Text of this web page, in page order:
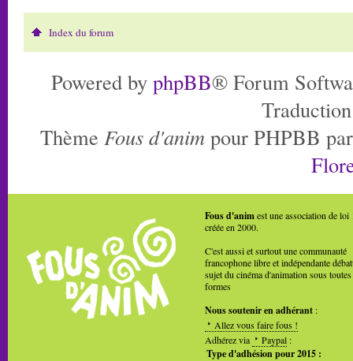
Index du forum
Powered by phpBB® Forum
Thème Fous d'anim pour PHPBB
Fous d'animest une association de loi
créée en 2000.
C'est aussi et surtout une communauté
francophone libre et indépendante
sujet du cinéma d'animation sous toutes
formes
Nous soutenir en adhérant :
Allez vous faire fous !
Adhérez via
Paypal :
Type d'adhésion pour 2015 :